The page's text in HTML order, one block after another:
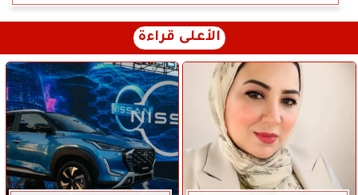
الأعلى قراءة